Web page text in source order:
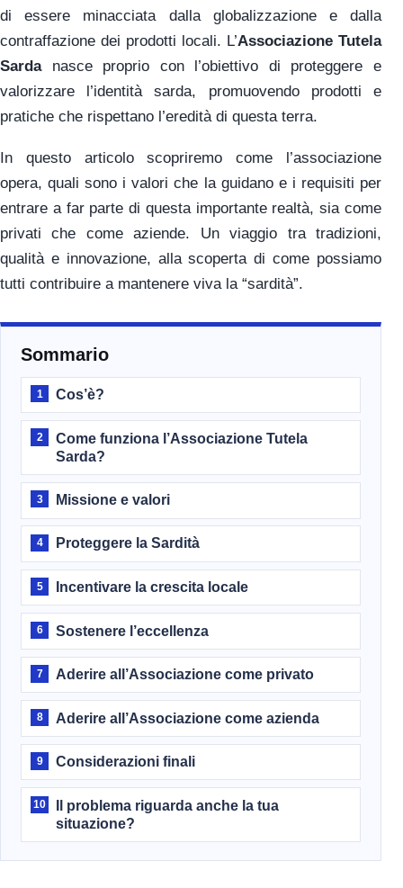
di essere minacciata dalla globalizzazione e dalla
contraffazione dei prodotti locali. L’Associazione Tutela
Sardanasce proprio con l’obiettivo di proteggere e
valorizzare l’identità sarda, promuovendo prodotti e
pratiche che rispettano l’eredità di questa terra.
In questo articolo scopriremo come l’associazione
opera, quali sono i valori che la guidano e i requisiti per
entrare a far parte di questa importante realtà, sia come
privati che come aziende. Un viaggio tra tradizioni,
qualità e innovazione, alla scoperta di come possiamo
tutti contribuire a mantenere viva la “sardità”.
Sommario
1 Cos’è?
2
Come funziona l’Associazione Tutela
Sarda?
3 Missione e valori
4 Proteggere la Sardità
5 Incentivare la crescita locale
6 Sostenere l’eccellenza
7 Aderire all’Associazione come privato
8 Aderire all’Associazione come azienda
9 Considerazioni finali
10
Il problema riguarda anche la tua
situazione?